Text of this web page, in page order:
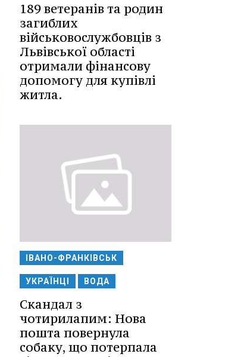
189 ветеранів та родин
загиблих
військовослужбовців з
Львівської області
отримали фінансову
допомогу для купівлі
житла.
ІВАНО-ФРАНКІВСЬК
УКРАЇНЦІ ВОДА
Скандал з
чотирилапим: Нова
пошта повернула
собаку, що потерпала